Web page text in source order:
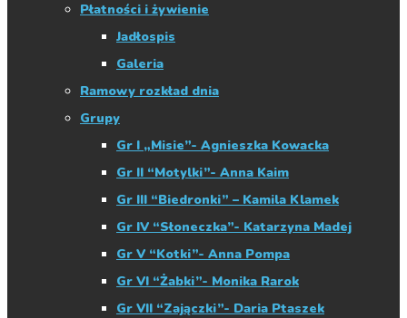
Płatności i żywienie
Jadłospis
Galeria
Ramowy rozkład dnia
Grupy
Gr I „Misie”- Agnieszka Kowacka
Gr II “Motylki”- Anna Kaim
Gr III “Biedronki” – Kamila Klamek
Gr IV “Słoneczka”- Katarzyna Madej
Gr V “Kotki”- Anna Pompa
Gr VI “Żabki”- Monika Rarok
Gr VII “Zajączki”- Daria Ptaszek